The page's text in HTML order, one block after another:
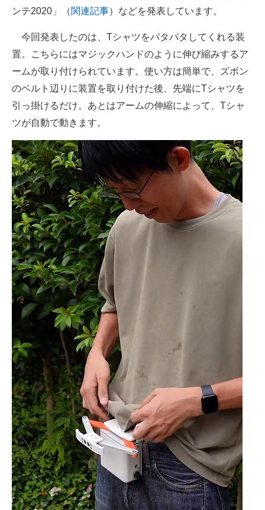
ンテ2020」（関連記事）などを発表しています。
今回発表したのは、Tシャツをパタパタしてくれる装
置。こちらにはマジックハンドのように伸び縮みするア
ームが取り付けられています。使い方は簡単で、ズボン
のベルト辺りに装置を取り付けた後、先端にTシャツを
引っ掛けるだけ。あとはアームの伸縮によって、Tシャ
ツが自動で動きます。